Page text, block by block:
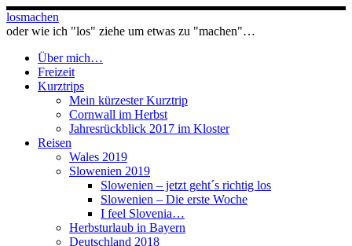
Zum
Inhalt
losmachen
oder wie ich "los" ziehe um etwas zu "machen"…
Über mich…
Freizeit
Kurztrips
Mein kürzester Kurztrip
Cornwall im Herbst
Jahresrückblick 2017 im Kloster
Reisen
Wales 2019
Slowenien 2019
Slowenien – jetzt geht´s richtig los
Slowenien – Die erste Woche
I feel Slovenia…
Herbsturlaub in Bayern
Deutschland 2018